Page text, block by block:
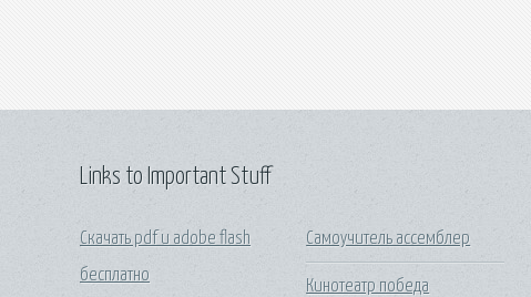
Links to Important Stuff
Скачать pdf и adobe flash
бесплатно
Самоучитель ассемблер
Кинотеатр победа